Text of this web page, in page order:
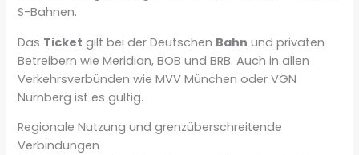
S-Bahnen.
Das Ticket gilt bei der Deutschen Bahn und privaten
Betreibern wie Meridian, BOB und BRB. Auch in allen
Verkehrsverbünden wie MVV München oder VGN
Nürnberg ist es gültig.
Regionale Nutzung und grenzüberschreitende
Verbindungen